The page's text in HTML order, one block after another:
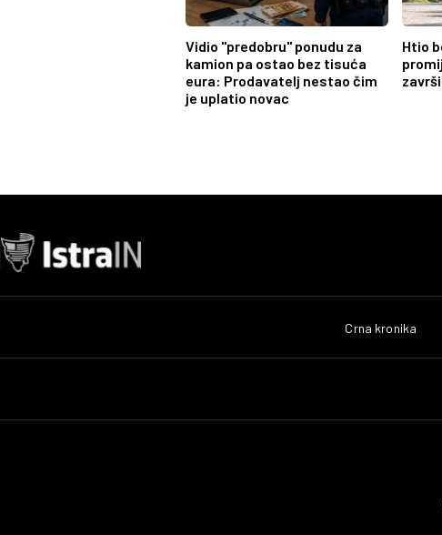
Vidio "predobru" ponudu za
kamion pa ostao bez tisuća
eura: Prodavatelj nestao čim
je uplatio novac
Htio
Crna kronika